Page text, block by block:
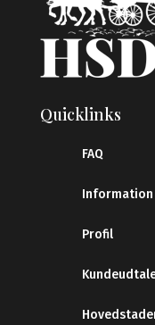
Quicklinks
FAQ
Information
Profil